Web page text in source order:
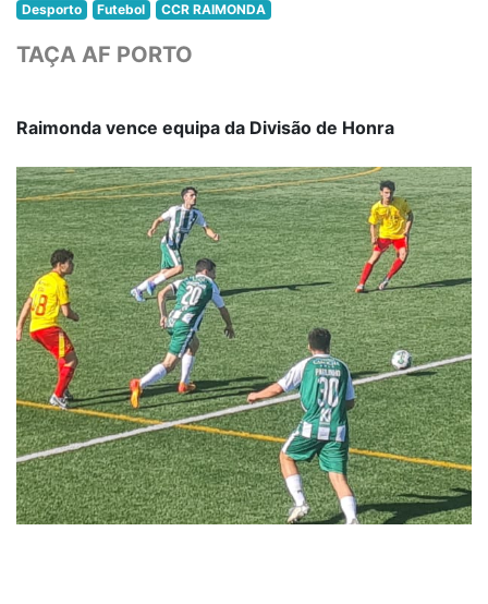
Desporto Futebol CCR RAIMONDA
TAÇA AF PORTO
Raimonda vence equipa da Divisão de Honra